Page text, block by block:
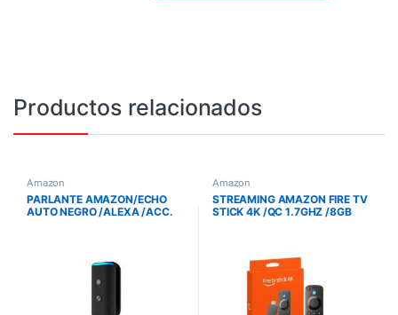
Productos relacionados
Amazon
PARLANTE AMAZON/ECHO
AUTO NEGRO /ALEXA /ACC.
Amazon
STREAMING AMAZON FIRE TV
STICK 4K /QC 1.7GHZ /8GB